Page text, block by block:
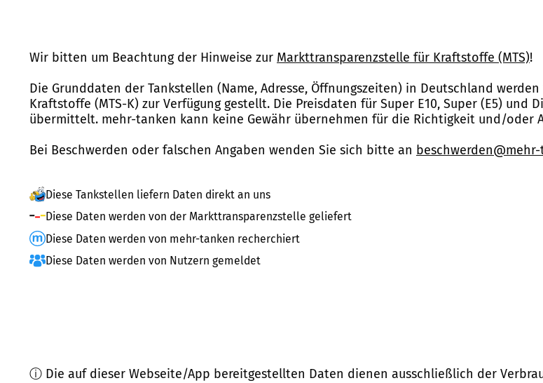
Wir bitten um Beachtung der Hinweise zur Markttransparenzstelle für Kraftstoffe (MTS)!
Die Grunddaten der Tankstellen (Name, Adresse, Öffnungszeiten) in Deutschland
Kraftstoffe (MTS-K) zur Verfügung gestellt. Die Preisdaten für Super E10, Super (E5) und
übermittelt. mehr-tanken kann keine Gewähr übernehmen für die Richtigkeit und/
Bei Beschwerden oder falschen Angaben wenden Sie sich bitte an
Diese Tankstellen liefern Daten direkt an uns
Diese Daten werden von der Markttransparenzstelle geliefert
Diese Daten werden von mehr-tanken recherchiert
Diese Daten werden von Nutzern gemeldet
ⓘ Die auf dieser Webseite/App bereitgestellten Daten dienen ausschließlich der